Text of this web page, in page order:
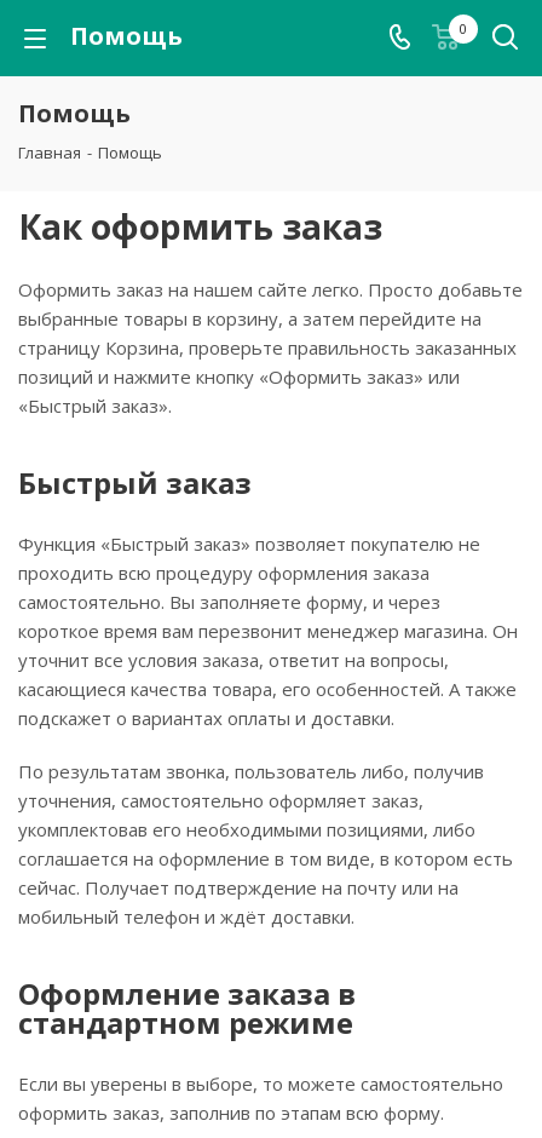
Помощь 0
Помощь
Главная - Помощь
Как оформить заказ
Оформить заказ на нашем сайте легко. Просто добавьте
выбранные товары в корзину, а затем перейдите на
страницу Корзина, проверьте правильность заказанных
позиций и нажмите кнопку «Оформить заказ» или
«Быстрый заказ».
Быстрый заказ
Функция «Быстрый заказ» позволяет покупателю не
проходить всю процедуру оформления заказа
самостоятельно. Вы заполняете форму, и через
короткое время вам перезвонит менеджер магазина. Он
уточнит все условия заказа, ответит на вопросы,
касающиеся качества товара, его особенностей. А также
подскажет о вариантах оплаты и доставки.
По результатам звонка, пользователь либо, получив
уточнения, самостоятельно оформляет заказ,
укомплектовав его необходимыми позициями, либо
соглашается на оформление в том виде, в котором есть
сейчас. Получает подтверждение на почту или на
мобильный телефон и ждёт доставки.
Оформление заказа в
стандартном режиме
Если вы уверены в выборе, то можете самостоятельно
оформить заказ, заполнив по этапам всю форму.